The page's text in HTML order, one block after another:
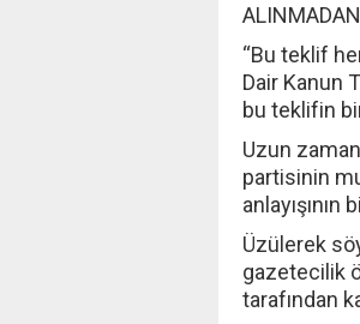
“Bu teklif
Dair Kanun
bu teklifin
Uzun
partisinin
Üzülerek
gazetecilik
tarafından